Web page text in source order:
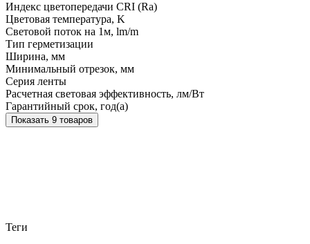
Индекс цветопередачи CRI (Ra)
Цветовая температура, K
Световой поток на 1м, lm/m
Тип герметизации
Ширина, мм
Минимальный отрезок, мм
Серия ленты
Расчетная световая эффективность, лм/Вт
Гарантийный срок, год(а)
Показать 9 товаров
Теги